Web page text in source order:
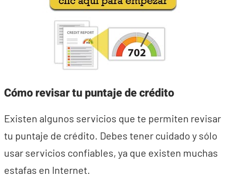
Cómo revisar tu puntaje de crédito
Existen algunos servicios que te permiten revisar
tu puntaje de crédito. Debes tener cuidado y sólo
usar servicios confiables, ya que existen muchas
estafas en Internet.